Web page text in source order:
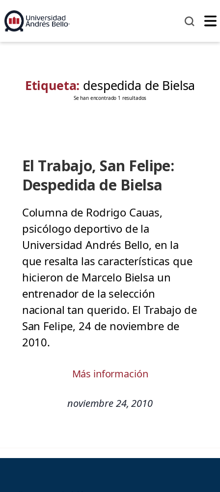
Etiqueta: despedida de Bielsa
Se han encontrado 1 resultados
El Trabajo, San Felipe:
Despedida de Bielsa
Columna de Rodrigo Cauas,
psicólogo deportivo de la
Universidad Andrés Bello, en la
que resalta las características que
hicieron de Marcelo Bielsa un
entrenador de la selección
nacional tan querido. El Trabajo de
San Felipe, 24 de noviembre de
2010.
Más información
noviembre 24, 2010